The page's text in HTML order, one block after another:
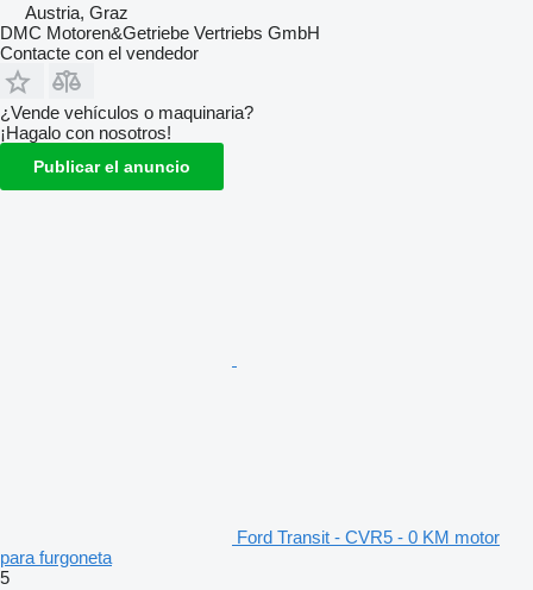
Austria, Graz
DMC Motoren&Getriebe Vertriebs GmbH
Contacte con el vendedor
¿Vende vehículos o maquinaria?
¡Hagalo con nosotros!
Publicar el anuncio
Ford Transit - CVR5 - 0 KM motor
para furgoneta
5